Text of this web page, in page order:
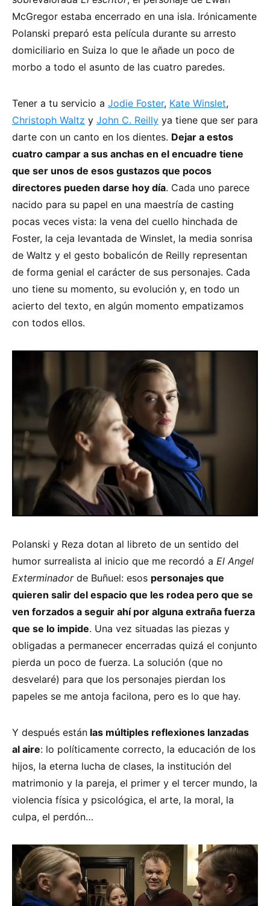
McGregor estaba encerrado en una isla. Irónicamente
Polanski preparó esta película durante su arresto
domiciliario en Suiza lo que le añade un poco de
morbo a todo el asunto de las cuatro paredes.
Tener a tu servicio a Jodie Foster, Kate Winslet,
Christoph Waltz y John C. Reilly ya tiene que ser para
darte con un canto en los dientes. Dejar a estos
cuatro campar a sus anchas en el encuadre tiene
que ser unos de esos gustazos que pocos
directores pueden darse hoy día. Cada uno parece
nacido para su papel en una maestría de casting
pocas veces vista: la vena del cuello hinchada de
Foster, la ceja levantada de Winslet, la media sonrisa
de Waltz y el gesto bobalicón de Reilly representan
de forma genial el carácter de sus personajes. Cada
uno tiene su momento, su evolución y, en todo un
acierto del texto, en algún momento empatizamos
con todos ellos.
Polanski y Reza dotan al libreto de un sentido del
humor surrealista al inicio que me recordó a El Angel
Exterminadorde Buñuel: esos personajes que
quieren salir del espacio que les rodea pero que se
ven forzados a seguir ahí por alguna extraña fuerza
que se lo impide. Una vez situadas las piezas y
obligadas a permanecer encerradas quizá el conjunto
pierda un poco de fuerza. La solución (que no
desvelaré) para que los personajes pierdan los
papeles se me antoja facilona, pero es lo que hay.
Y después están las múltiples reflexiones lanzadas
al aire: lo políticamente correcto, la educación de los
hijos, la eterna lucha de clases, la institución del
matrimonio y la pareja, el primer y el tercer mundo, la
violencia física y psicológica, el arte, la moral, la
culpa, el perdón…